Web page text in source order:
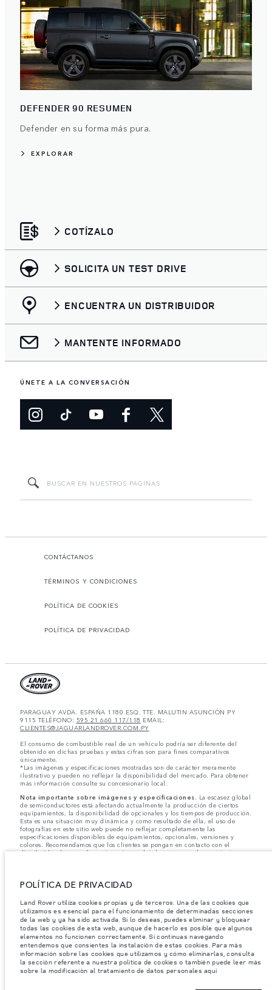
DEFENDER 90 RESUMEN
Defender en su forma más pura.
EXPLORAR
COTÍZALO
SOLICITA UN TEST DRIVE
ENCUENTRA UN DISTRIBUIDOR
MANTENTE INFORMADO
ÚNETE A LA CONVERSACIÓN
CONTÁCTANOS
TÉRMINOS Y CONDICIONES
POLÍTICA DE COOKIES
POLÍTICA DE PRIVACIDAD
PARAGUAY AVDA. ESPAÑA 1180 ESQ. TTE. MALUTIN ASUNCIÓN PY
9115 TELÉFONO: 595 21 660 117/118 EMAIL:
CLIENTES@JAGUARLANDROVER.COM.PY
El consumo de combustible real de un vehículo podría ser diferente del
obtenido en dichas pruebas y estas cifras son para fines comparativos
únicamente.
*Las imágenes y especificaciones mostradas son de carácter meramente
ilustrativo y pueden no reflejar la disponibilidad del mercado. Para obtener
más información consulte su concesionario local.
Nota importante sobre imágenes y especificaciones.
La escasez global
de semiconductores está afectando actualmente la producción de ciertos
equipamientos, la disponibilidad de opcionales y los tiempos de producción.
Esta es una situación muy dinámica y como resultado de ella, el uso de
fotografías en este sitio web puede no reflejar completamente las
especificaciones disponibles de equipamientos, opcionales, versiones y
colores. Recomendamos que los clientes se pongan en contacto con el
distribuidor de su preferencia, quien podrá dar a conocer las restricciones
Jaguar Land Rover Limited busca constantemente nuevas formas de mejorar
accesorios, por lo que se producen modificaciones de forma continua y sin
previo aviso. Según el modelo, algunas funciones serán opcionales o
vendrán incluidas de serie. La información, las especificaciones, los motores
y los colores que aparecen en esta página web se basan en las
especificaciones europeas. Estos pueden variar en función del mercado y
pueden ser modificados sin previo aviso. Algunos vehículos se muestran con
equipamiento opcional y accesorios originales que pueden no estar
disponibles en todos los mercados. Ponte en contacto con tu concesionario
local para consultar disponibilidad y precios.
POLÍTICA DE PRIVACIDAD
Land Rover utiliza cookies propias y de terceros. Una de las cookies que
utilizamos es esencial para el funcionamiento de determinadas secciones
de la web y ya ha sido activada. Si lo deseas, puedes eliminar y bloquear
todas las cookies de esta web, aunque de hacerlo es posible que algunos
elementos no funcionen correctamente. Si continuas navegando
entendemos que consientes la instalación de estas cookies. Para más
información sobre las cookies que utilizamos y cómo eliminarlas, consulta
la sección referente a nuestra política de cookies o también puede leer más
sobre la modificación al tratamiento de datos personales aquí